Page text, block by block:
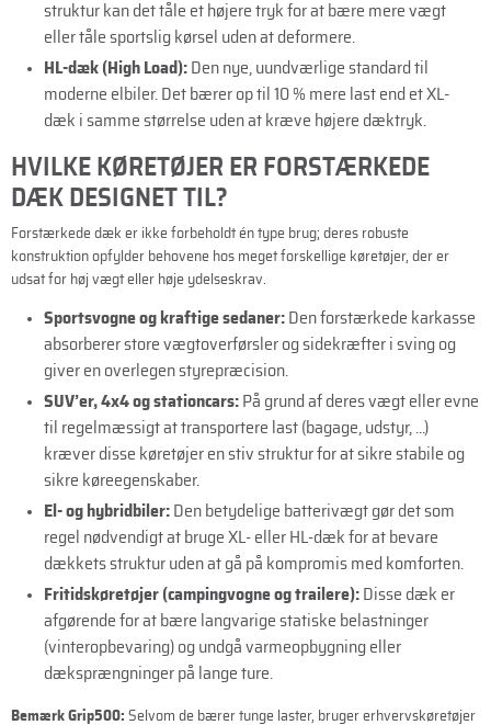
struktur kan det tåle et højere tryk for at bære mere vægt
eller tåle sportslig kørsel uden at deformere.
HL-dæk (High Load): Den nye, uundværlige standard til
moderne elbiler. Det bærer op til 10 % mere last end et XL-
dæk i samme størrelse uden at kræve højere dæktryk.
HVILKE KØRETØJER ER FORSTÆRKEDE
DÆK DESIGNET TIL?
Forstærkede dæk er ikke forbeholdt én type brug; deres robuste
konstruktion opfylder behovene hos meget forskellige køretøjer, der er
udsat for høj vægt eller høje ydelseskrav.
Sportsvogne og kraftige sedaner: Den forstærkede karkasse
absorberer store vægtoverførsler og sidekræfter i sving og
giver en overlegen styrepræcision.
SUV’er, 4x4 og stationcars: På grund af deres vægt eller evne
til regelmæssigt at transportere last (bagage, udstyr, ...)
kræver disse køretøjer en stiv struktur for at sikre stabile og
sikre køreegenskaber.
El- og hybridbiler: Den betydelige batterivægt gør det som
regel nødvendigt at bruge XL- eller HL-dæk for at bevare
dækkets struktur uden at gå på kompromis med komforten.
Fritidskøretøjer (campingvogne og trailere): Disse dæk er
afgørende for at bære langvarige statiske belastninger
(vinteropbevaring) og undgå varmeopbygning eller
dæksprængninger på lange ture.
Bemærk Grip500: Selvom de bærer tunge laster, bruger erhvervskøretøjer